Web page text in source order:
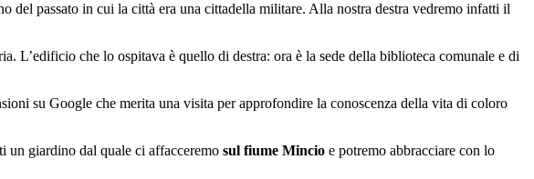
del passato in cui la città era una cittadella militare. Alla nostra destra vedremo infatti il
L’edificio che lo ospitava è quello di destra: ora è la sede della biblioteca comunale e di
su Google che merita una visita per approfondire la conoscenza della vita di coloro
un giardino dal quale ci affacceremo sul fiume Mincio e potremo abbracciare con lo